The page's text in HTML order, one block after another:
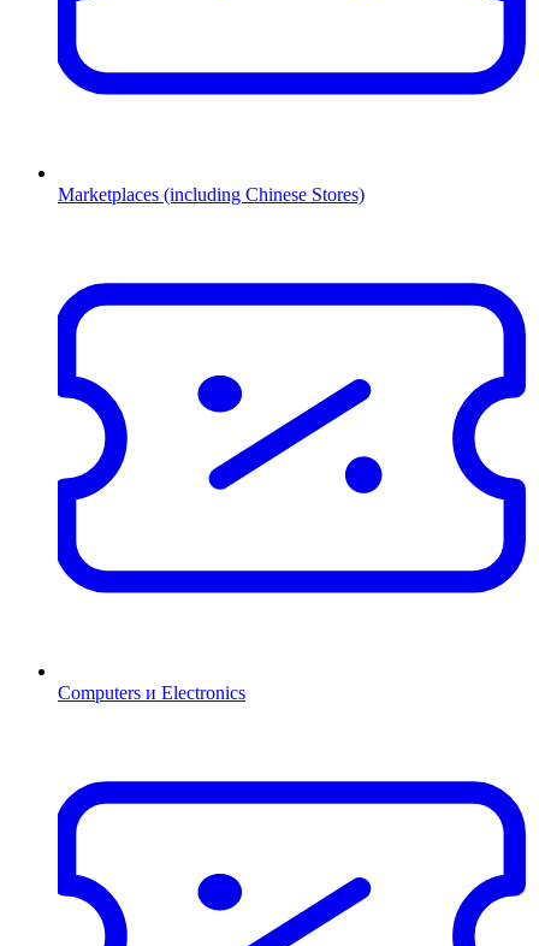
Marketplaces (including Chinese Stores)
Computers и Electronics